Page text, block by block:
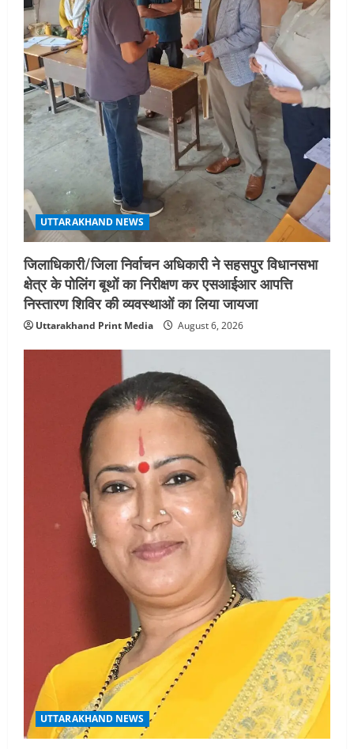
UTTARAKHAND NEWS
जिलाधिकारी/जिला निर्वाचन अधिकारी ने सहसपुर विधानसभा
क्षेत्र के पोलिंग बूथों का निरीक्षण कर एसआईआर आपत्ति
निस्तारण शिविर की व्यवस्थाओं का लिया जायजा
Uttarakhand Print Media August 6, 2026
UTTARAKHAND NEWS